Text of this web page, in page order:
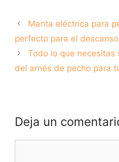
perros: ¿cuáles
son esenciales y
cómo
suministrarlas
correctamente?
Manta eléctrica para
perfecto para el
Todo lo que necesitas
del arnés de pecho para
Deja un